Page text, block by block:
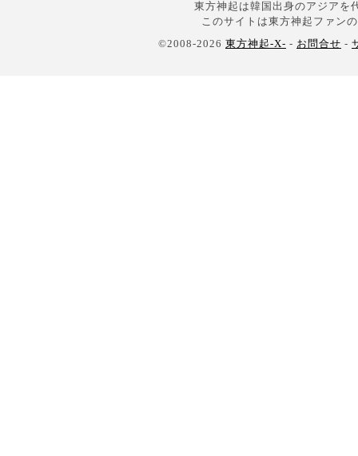
東方神起は韓国出身のアジアを
このサイトは東方神起ファン
©2008-2026 東方神起-X- - お問合せ -